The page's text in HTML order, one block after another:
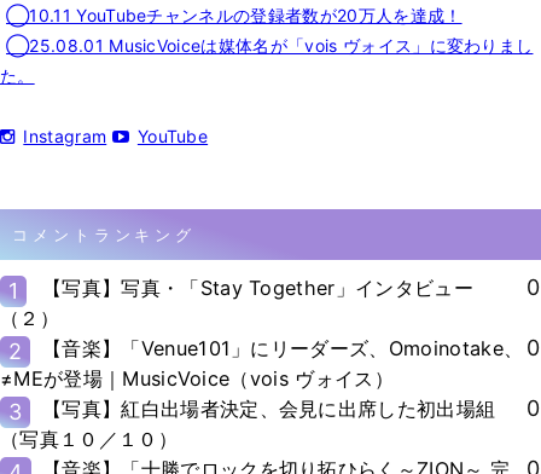
◯10.11 YouTubeチャンネルの登録者数が20万人を達成！
◯25.08.01 MusicVoiceは媒体名が「vois ヴォイス」に変わりまし
た。
Instagram YouTube
コメントランキング
1
【写真】写真・「Stay Together」インタビュー
（２）
0
2
【音楽】「Venue101」にリーダーズ、Omoinotake、
≠MEが登場｜MusicVoice（vois ヴォイス）
0
3
【写真】紅白出場者決定、会見に出席した初出場組
（写真１０／１０）
0
【音楽】「十勝でロックを切り拓ひらく～ZION～ 完 0